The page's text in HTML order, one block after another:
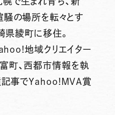
騒の場所を転々とす
県綾町に移住。
地域クリエイター
町、西都市情報を執
記事でYahoo!MVA賞